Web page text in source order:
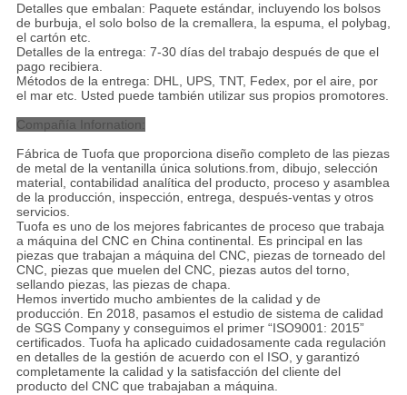
Detalles que embalan: Paquete estándar, incluyendo los bolsos
de burbuja, el solo bolso de la cremallera, la espuma, el polybag,
el cartón etc.
Detalles de la entrega: 7-30 días del trabajo después de que el
pago recibiera.
Métodos de la entrega: DHL, UPS, TNT, Fedex, por el aire, por
el mar etc. Usted puede también utilizar sus propios promotores.
Compañía Infornation:
Fábrica de Tuofa que proporciona diseño completo de las piezas
de metal de la ventanilla única solutions.from, dibujo, selección
material, contabilidad analítica del producto, proceso y asamblea
de la producción, inspección, entrega, después-ventas y otros
servicios.
Tuofa es uno de los mejores fabricantes de proceso que trabaja
a máquina del CNC en China continental. Es principal en las
piezas que trabajan a máquina del CNC, piezas de torneado del
CNC, piezas que muelen del CNC, piezas autos del torno,
sellando piezas, las piezas de chapa.
Hemos invertido mucho ambientes de la calidad y de
producción. En 2018, pasamos el estudio de sistema de calidad
de SGS Company y conseguimos el primer “ISO9001: 2015”
certificados. Tuofa ha aplicado cuidadosamente cada regulación
en detalles de la gestión de acuerdo con el ISO, y garantizó
completamente la calidad y la satisfacción del cliente del
producto del CNC que trabajaban a máquina.